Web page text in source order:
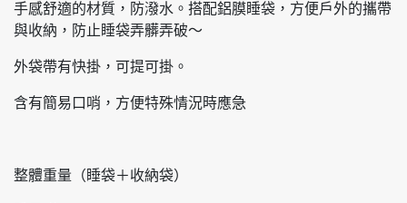
手感舒適的材質，防潑水。搭配鋁膜睡袋，方便戶外的攜帶
與收納，防止睡袋弄髒弄破～
外袋帶有快掛，可提可掛。
含有簡易口哨，方便特殊情況時應急
整體重量（睡袋＋收納袋）